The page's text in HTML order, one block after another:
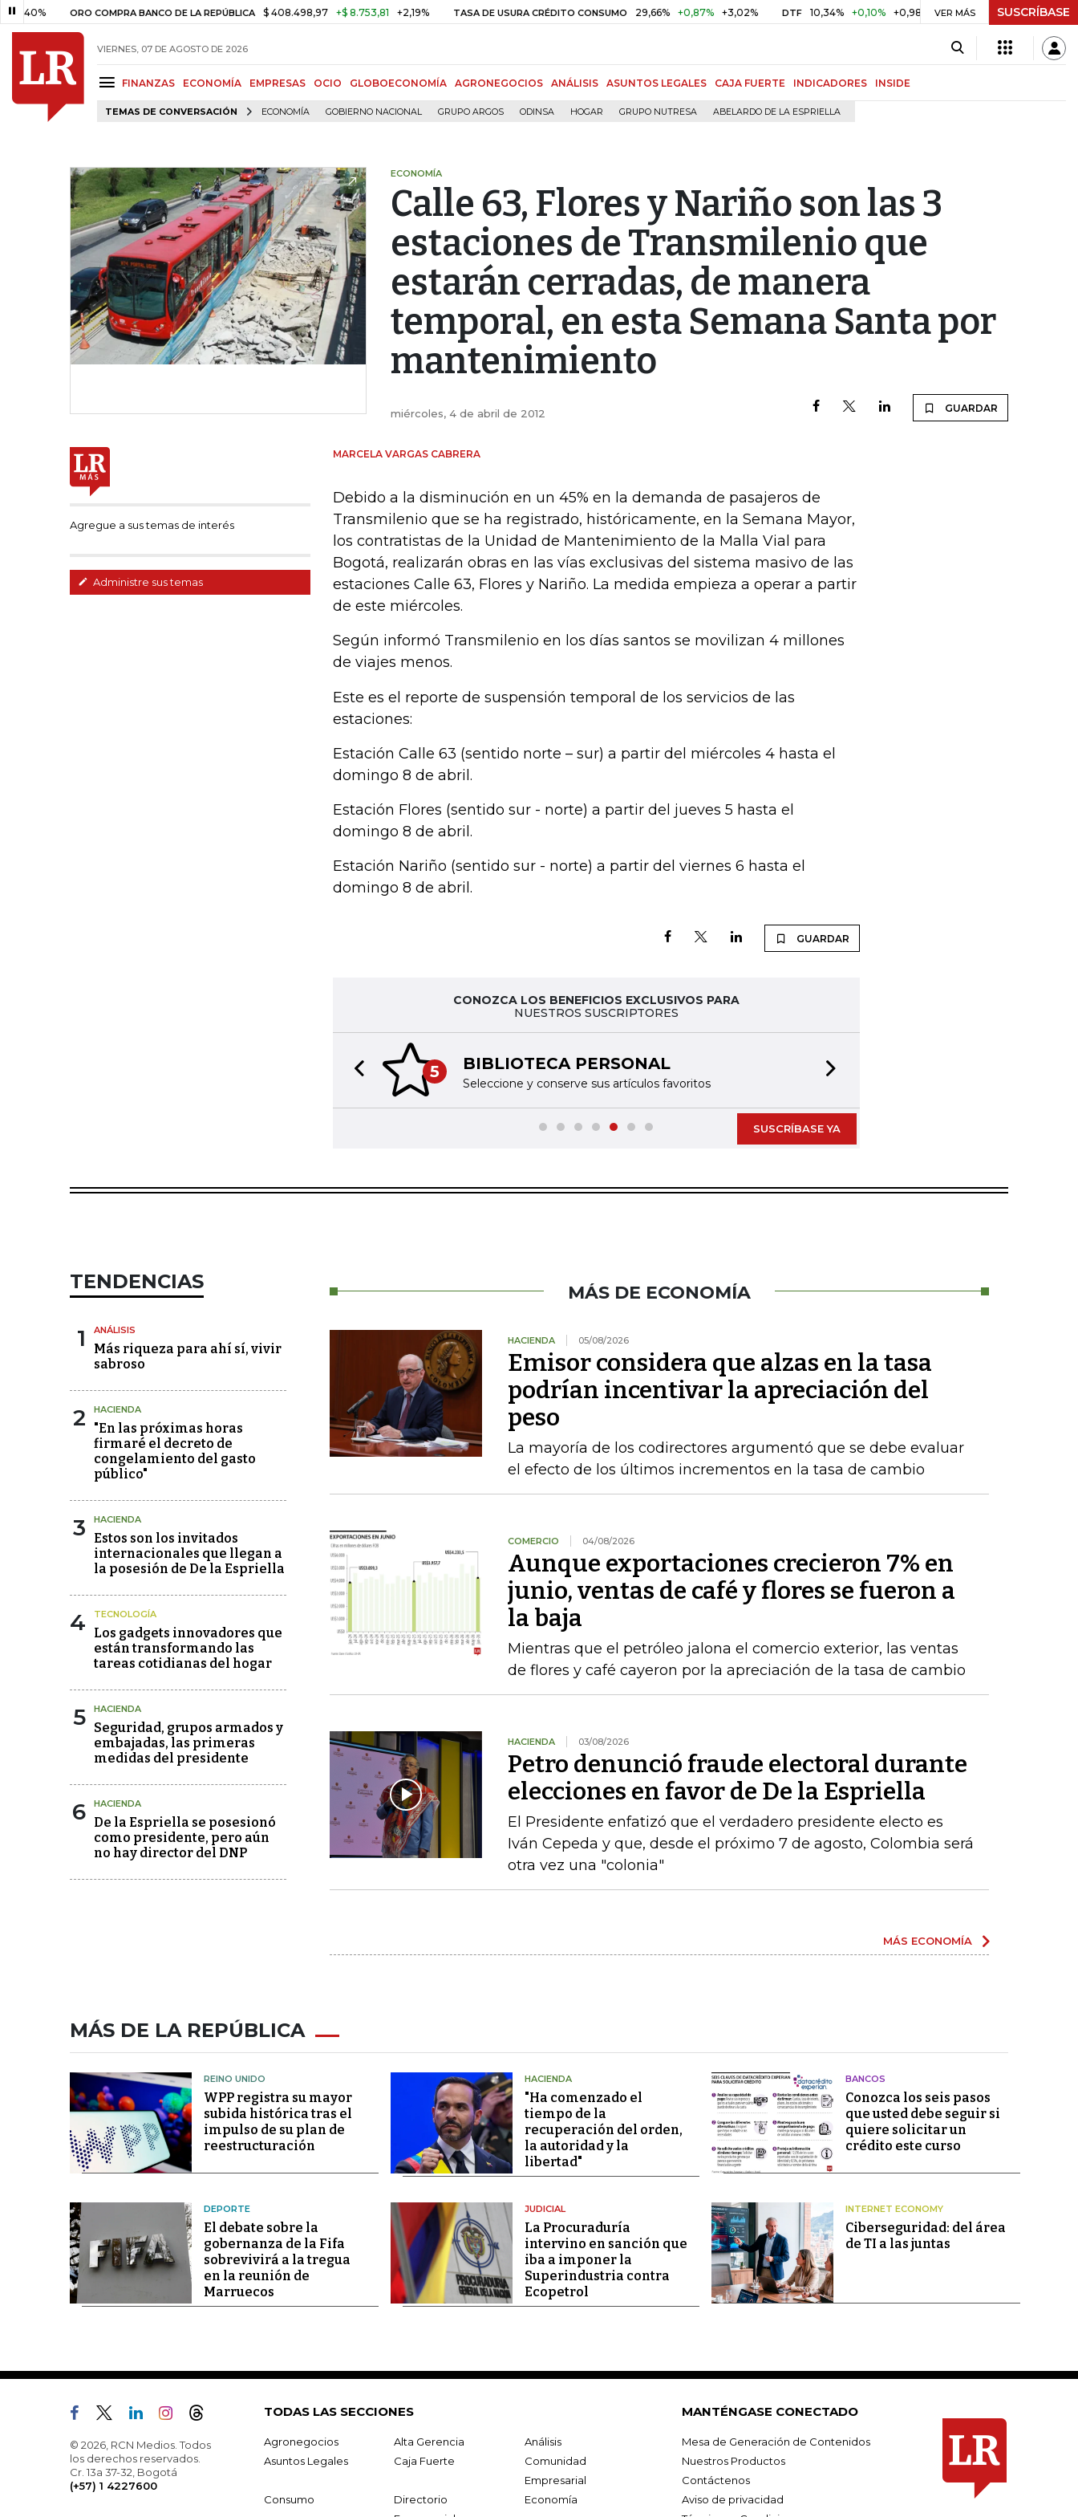
ORO COMPRA BANCO DE LA REPÚBLICA $ 408.498,97 +$ 8.753,81 +2,19% TASA DE USURA CRÉDITO CONSUMO 29,66% +0,87% +3,02% DTF 10,34% +0,10% +0,98% UVR $ 416,96 +$ 0,05 +0,01%
VER MÁS SUSCRÍBASE
VIERNES, 07 DE AGOSTO DE 2026
FINANZAS ECONOMÍA EMPRESAS OCIO GLOBOECONOMÍA AGRONEGOCIOS ANÁLISIS ASUNTOS LEGALES CAJA FUERTE INDICADORES INSIDE
TEMAS DE CONVERSACIÓN ECONOMÍA GOBIERNO NACIONAL GRUPO ARGOS ODINSA HOGAR GRUPO NUTRESA ABELARDO DE LA ESPRIELLA
ECONOMÍA
Calle 63, Flores y Nariño son las 3
estaciones de Transmilenio que
estarán cerradas, de manera
temporal, en esta Semana Santa por
mantenimiento
miércoles, 4 de abril de 2012 GUARDAR
Agregue a sus temas de interés
Administre sus temas
MARCELA VARGAS CABRERA
Debido a la disminución en un 45% en la demanda de pasajeros de
Transmilenio que se ha registrado, históricamente, en la Semana Mayor,
los contratistas de la Unidad de Mantenimiento de la Malla Vial para
Bogotá, realizarán obras en las vías exclusivas del sistema masivo de las
estaciones Calle 63, Flores y Nariño. La medida empieza a operar a partir
de este miércoles.
Según informó Transmilenio en los días santos se movilizan 4 millones
de viajes menos.
Este es el reporte de suspensión temporal de los servicios de las
estaciones:
Estación Calle 63 (sentido norte – sur) a partir del miércoles 4 hasta el
domingo 8 de abril.
Estación Flores (sentido sur - norte) a partir del jueves 5 hasta el
domingo 8 de abril.
Estación Nariño (sentido sur - norte) a partir del viernes 6 hasta el
domingo 8 de abril.
GUARDAR
CONOZCA LOS BENEFICIOS EXCLUSIVOS PARA
NUESTROS SUSCRIPTORES
5 BIBLIOTECA PERSONAL
Seleccione y conserve sus artículos favoritos
Previous slide
SUSCRÍBASE YA
TENDENCIAS
1 ANÁLISIS
Más riqueza para ahí sí, vivir
sabroso
2 HACIENDA
"En las próximas horas
firmaré el decreto de
congelamiento del gasto
público"
3 HACIENDA
Estos son los invitados
internacionales que llegan a
la posesión de De la Espriella
4 TECNOLOGÍA
Los gadgets innovadores que
están transformando las
tareas cotidianas del hogar
5 HACIENDA
Seguridad, grupos armados y
embajadas, las primeras
medidas del presidente
6 HACIENDA
De la Espriella se posesionó
como presidente, pero aún
no hay director del DNP
MÁS DE ECONOMÍA
HACIENDA 05/08/2026
Emisor considera que alzas en la tasa
podrían incentivar la apreciación del
peso
La mayoría de los codirectores argumentó que se debe evaluar
el efecto de los últimos incrementos en la tasa de cambio
COMERCIO 04/08/2026
Aunque exportaciones crecieron 7% en
junio, ventas de café y flores se fueron a
la baja
Mientras que el petróleo jalona el comercio exterior, las ventas
de flores y café cayeron por la apreciación de la tasa de cambio
HACIENDA 03/08/2026
Petro denunció fraude electoral durante
elecciones en favor de De la Espriella
El Presidente enfatizó que el verdadero presidente electo es
Iván Cepeda y que, desde el próximo 7 de agosto, Colombia será
otra vez una "colonia"
MÁS ECONOMÍA
MÁS DE LA REPÚBLICA
REINO UNIDO
WPP registra su mayor
subida histórica tras el
impulso de su plan de
reestructuración
HACIENDA
"Ha comenzado el
tiempo de la
recuperación del orden,
la autoridad y la
libertad"
BANCOS
Conozca los seis pasos
que usted debe seguir si
quiere solicitar un
crédito este curso
DEPORTE
El debate sobre la
gobernanza de la Fifa
sobrevivirá a la tregua
en la reunión de
Marruecos
JUDICIAL
La Procuraduría
intervino en sanción que
iba a imponer la
Superindustria contra
Ecopetrol
INTERNET ECONOMY
Ciberseguridad: del área
de TI a las juntas
© 2026, RCN Medios. Todos
los derechos reservados.
Cr. 13a 37-32, Bogotá
(+57) 1 4227600
TODAS LAS SECCIONES
Agronegocios Alta Gerencia
Análisis
Asuntos Legales
Caja Fuerte
Comunidad
Empresarial
Consumo
Directorio
Economía
MANTÉNGASE CONECTADO
Mesa de Generación de Contenidos
Nuestros Productos
Contáctenos
Aviso de privacidad